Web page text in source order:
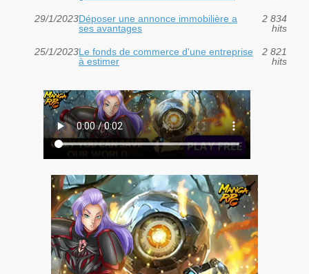
29/1/2023Déposer une annonce immobilière a
ses avantages
2 834
hits
25/1/2023Le fonds de commerce d'une entreprise
à estimer
2 821
hits